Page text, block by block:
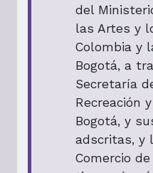
del
las Artes y
Colombia y
Bogotá, a
Secretaría
Recreación
Bogotá, y
adscritas, y
Comercio